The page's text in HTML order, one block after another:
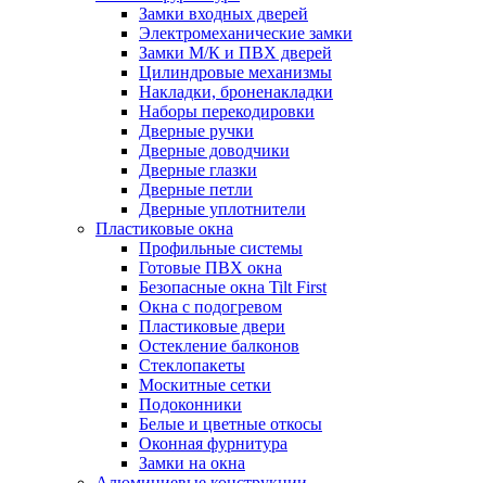
Замки входных дверей
Электромеханические замки
Замки М/К и ПВХ дверей
Цилиндровые механизмы
Накладки, броненакладки
Наборы перекодировки
Дверные ручки
Дверные доводчики
Дверные глазки
Дверные петли
Дверные уплотнители
Пластиковые окна
Профильные системы
Готовые ПВХ окна
Безопасные окна Tilt First
Окна с подогревом
Пластиковые двери
Остекление балконов
Стеклопакеты
Москитные сетки
Подоконники
Белые и цветные откосы
Оконная фурнитура
Замки на окна